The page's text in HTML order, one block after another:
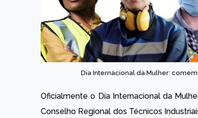
Dia Internacional da Mulher:
Oficialmente o Dia Internacional da
Conselho Regional dos Técnicos